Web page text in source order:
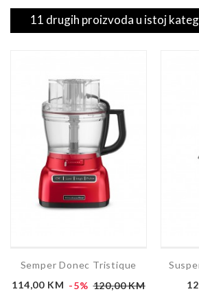
11 drugih proizvoda u istoj
Semper Donec Tristique
Cijena
114,00 KM -5% Redovna
120,00 KM